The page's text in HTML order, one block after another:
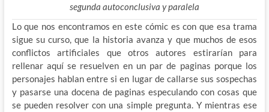
segunda autoconclusiva y paralela
Lo que nos encontramos en este cómic es con que esa trama
sigue su curso, que la historia avanza y que muchos de esos
conflictos artificiales que otros autores estirarían para
rellenar aquí se resuelven en un par de paginas porque los
personajes hablan entre si en lugar de callarse sus sospechas
y pasarse una docena de paginas especulando con cosas que
se pueden resolver con una simple pregunta. Y mientras ese